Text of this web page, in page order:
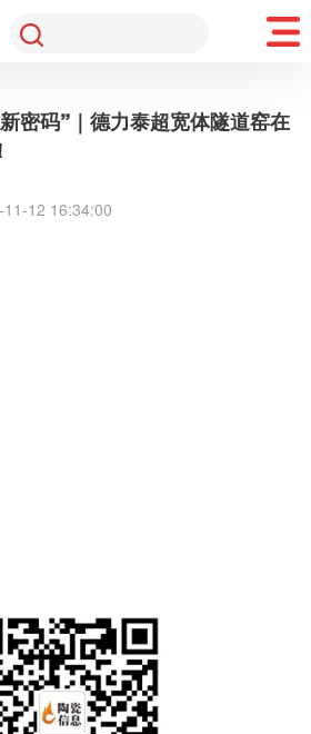
密码”｜德力泰超宽体隧道窑在
12 16:34:00